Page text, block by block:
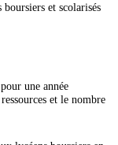
et scolarisés
une année
et le nombre